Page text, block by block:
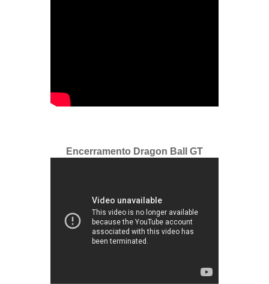
Encerramento Dragon Ball GT